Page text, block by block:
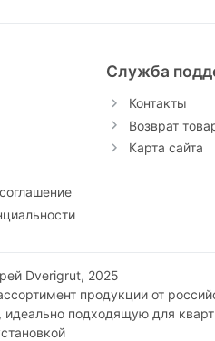
Служба
Контакты
Возврат
Карта сайта
Dverigrut, 2025
продукции от
идеально подходящую для